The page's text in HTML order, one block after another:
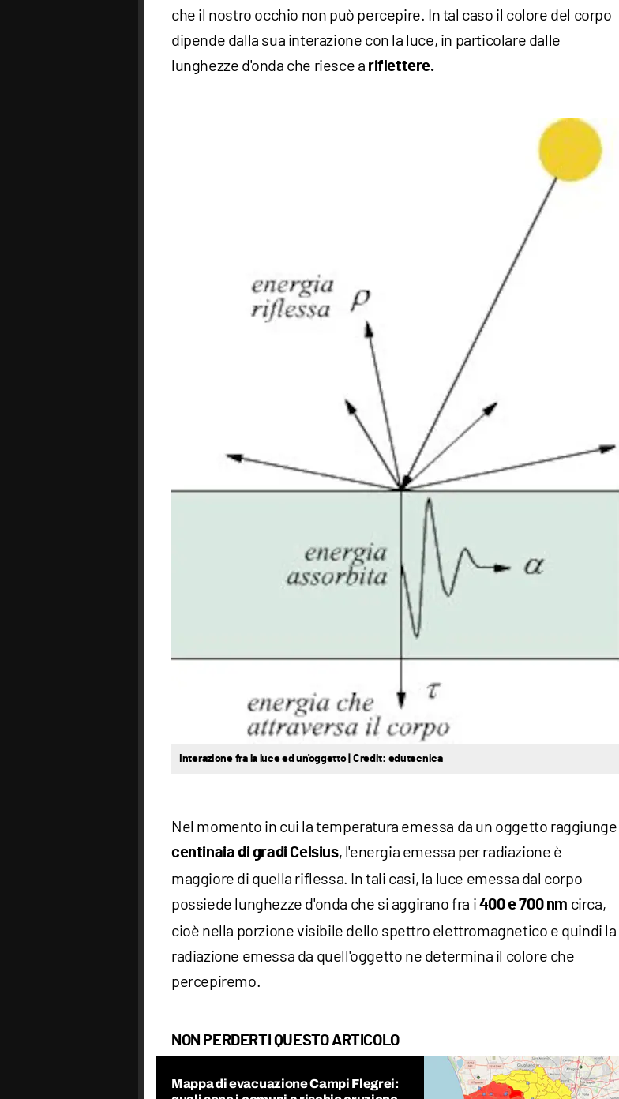
che il nostro occhio non può percepire. In tal caso il colore del corpo
dipende dalla sua interazione con la luce, in particolare dalle
lunghezze d'onda che riesce a riflettere.
Interazione fra la luce ed un'oggetto | Credit: edutecnica
Nel momento in cui la temperatura emessa da un oggetto raggiunge
centinaia di gradi Celsius, l'energia emessa per radiazione è
maggiore di quella riflessa. In tali casi, la luce emessa dal corpo
possiede lunghezze d'onda che si aggirano fra i 400 e 700 nm circa,
cioè nella porzione visibile dello spettro elettromagnetico e quindi la
radiazione emessa da quell'oggetto ne determina il colore che
percepiremo.
NON PERDERTI QUESTO ARTICOLO
Mappa di evacuazione Campi Flegrei: